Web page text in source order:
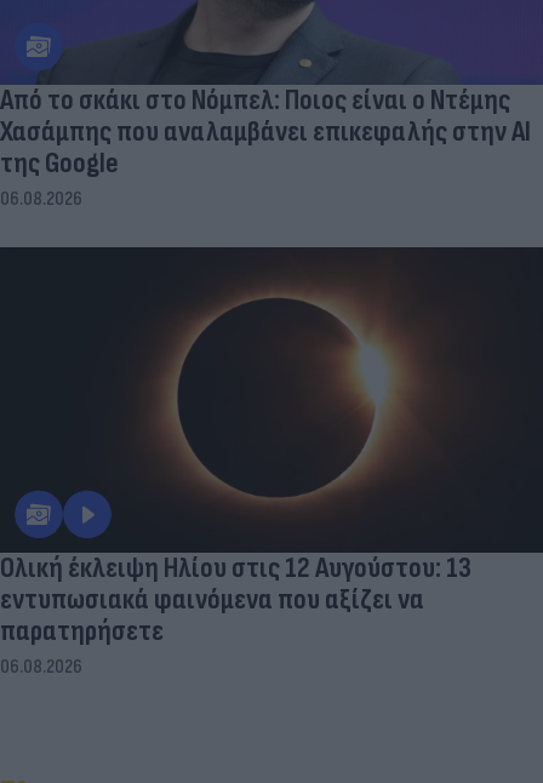
Από το σκάκι στο Νόμπελ: Ποιος είναι ο Ντέμης
Χασάμπης που αναλαμβάνει επικεφαλής στην ΑΙ
της Google
06.08.2026
Ολική έκλειψη Ηλίου στις 12 Αυγούστου: 13
εντυπωσιακά φαινόμενα που αξίζει να
παρατηρήσετε
06.08.2026